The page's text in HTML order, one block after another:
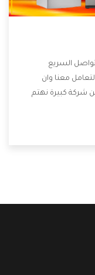
السريع
معنا وان
شركة كبيرة نهتم
تكون من أهم